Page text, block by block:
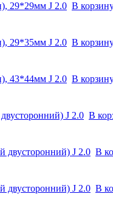
29*29мм J 2.0 В
29*35мм J 2.0 В
43*44мм J 2.0 В
J 2.0 В
двусторонний) J 2.0 В
двусторонний) J 2.0 В